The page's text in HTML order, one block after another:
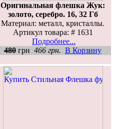
Оригинальная флешка Жук:
золото, серебро. 16, 32 Гб
Материал: металл, кристаллы.
Артикул товара: # 1631
Подробнее...
480 грн 466 грн. В Корзину